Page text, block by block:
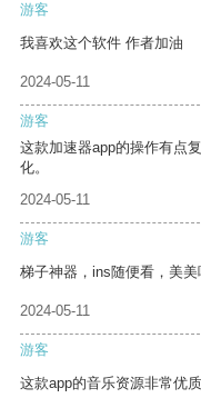
游客
我喜欢这个软件 作者加油
2024-05-11
游客
这款加速器app的操作有点
化。
2024-05-11
游客
梯子神器，ins随便看，美美
2024-05-11
游客
这款app的音乐资源非常优